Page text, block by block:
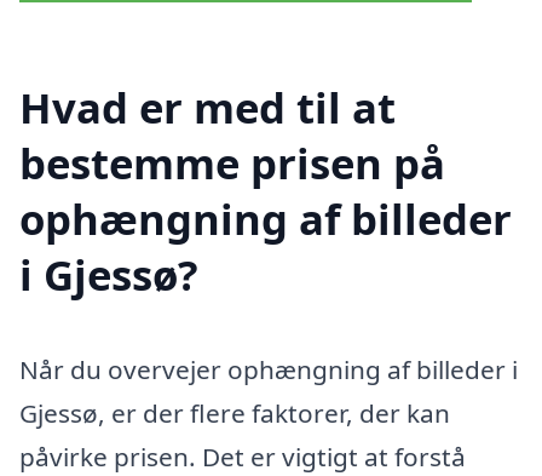
Hvad er med til at
bestemme prisen på
ophængning af billeder
i Gjessø?
Når du overvejer ophængning af billeder i
Gjessø, er der flere faktorer, der kan
påvirke prisen. Det er vigtigt at forstå